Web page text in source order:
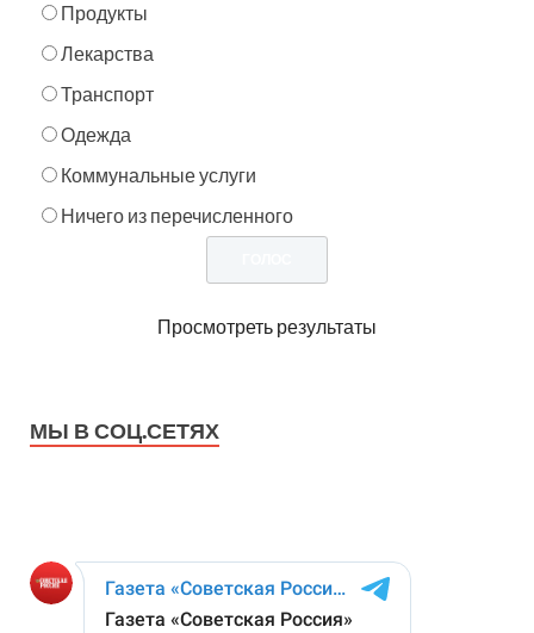
Продукты
Лекарства
Транспорт
Одежда
Коммунальные услуги
Ничего из перечисленного
Просмотреть результаты
МЫ В СОЦ.СЕТЯХ